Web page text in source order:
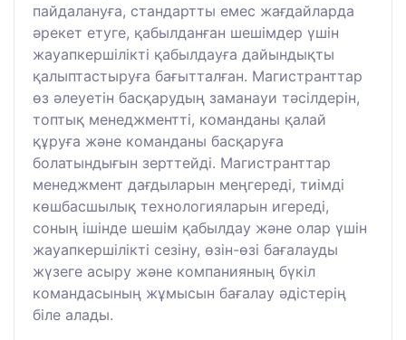
пайдалануға, стандартты емес жағдайларда
әрекет етуге, қабылданған шешімдер үшін
жауапкершілікті қабылдауға дайындықты
қалыптастыруға бағытталған. Магистранттар
өз әлеуетін басқарудың заманауи тәсілдерін,
топтық менеджментті, команданы қалай
құруға және команданы басқаруға
болатындығын зерттейді. Магистранттар
менеджмент дағдыларын меңгереді, тиімді
көшбасшылық технологияларын игереді,
соның ішінде шешім қабылдау және олар үшін
жауапкершілікті сезіну, өзін-өзі бағалауды
жүзеге асыру және компанияның бүкіл
командасының жұмысын бағалау әдістерің
біле алады.